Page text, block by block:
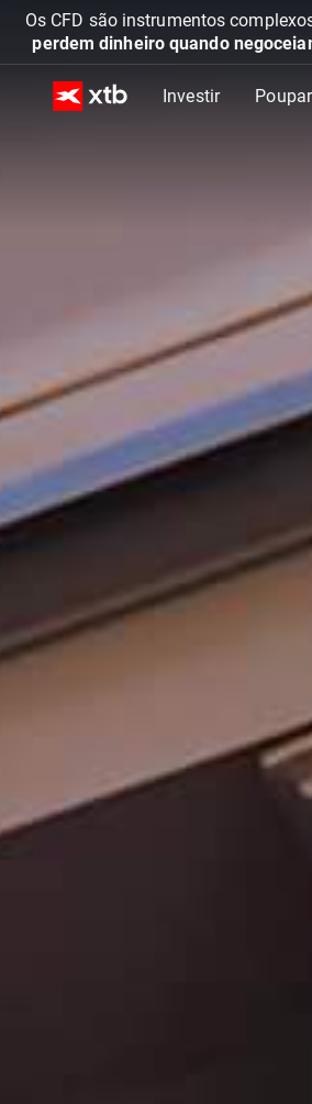
Os CFD são instrumentos
perdem dinheiro quando
Investir Poupar